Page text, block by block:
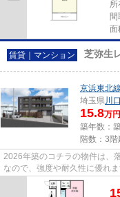
所
間
面
賃貸｜マンション 芝弥生
京浜東北線
埼玉県川
15.8万円
築年数：
階数：3階
2026年築のコチラの物件は、
なので、強度や耐久性に優れ
ったアパートです。駅まで徒...